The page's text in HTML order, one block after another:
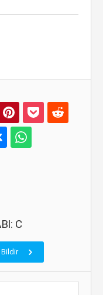
C
Bildir